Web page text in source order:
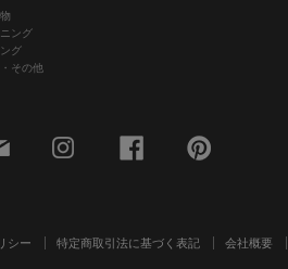
ング
グ
その他
シー 特定商取引法に基づく表記 会社概要